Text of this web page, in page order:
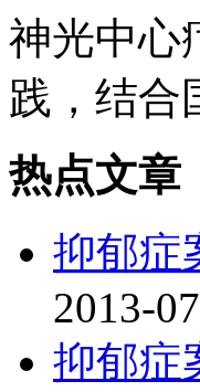
神光中心
践，结合
热点文章
抑郁症
2013-
抑郁症